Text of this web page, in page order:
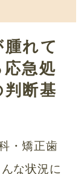
れて
急処
断基
・矯正歯
な状況に